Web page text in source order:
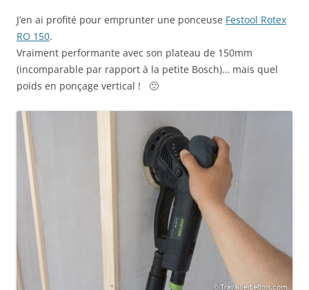
J’en ai profité pour emprunter une ponceuse Festool Rotex
RO 150.
Vraiment performante avec son plateau de 150mm
(incomparable par rapport à la petite Bosch)… mais quel
poids en ponçage vertical ! 🙁